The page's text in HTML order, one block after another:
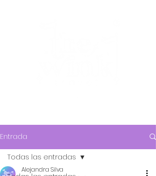
Entrada
Todas las entradas
Alejandra Silva